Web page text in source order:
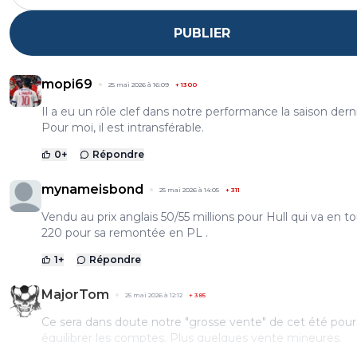
PUBLIER
mopi69 25 mai 2026 à 16:09 +1300
Il a eu un rôle clef dans notre performance la saison
Pour moi, il est intransférable.
0+ Répondre
mynameisbond 25 mai 2026 à 14:05 + 311
Vendu au prix anglais 50/55 millions pour Hull qui va en
220 pour sa remontée en PL .
1+ Répondre
MajorTom 25 mai 2026 à 12:12 + 385
Ce sera dans doute notre "grosse vente" de cet été pour
équilibrer les comptes. Plus quelques vente mineures.